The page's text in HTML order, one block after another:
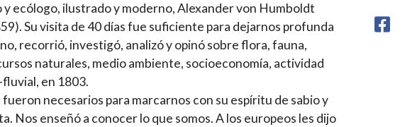
ecólogo, ilustrado y moderno, Alexander von Humboldt
Su visita de 40 días fue suficiente para dejarnos profunda
recorrió, investigó, analizó y opinó sobre flora, fauna,
naturales, medio ambiente, socioeconomía, actividad
en 1803.
fueron necesarios para marcarnos con su espíritu de sabio y
Nos enseñó a conocer lo que somos. A los europeos les dijo